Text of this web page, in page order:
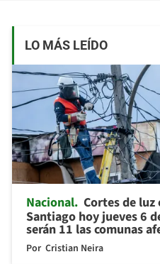
LO MÁS LEÍDO
Nacional Cortes de luz
Santiago hoy jueves 6
serán 11 las comunas
Por Cristian Neira